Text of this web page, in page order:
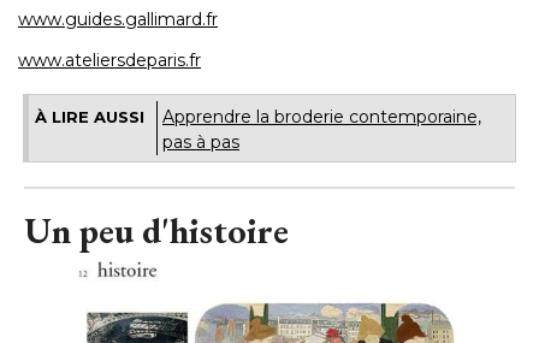
www.guides.gallimard.fr
www.ateliersdeparis.fr
À LIRE AUSSI
Apprendre la broderie contemporaine,
pas à pas
Un peu d'histoire